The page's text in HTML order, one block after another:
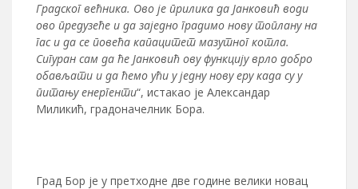
Градског већника. Ово је прилика да Јанковић води
ово предузеће и да заједно градимо нову топлану на
гас и да се повећа капацитет мазутног котла.
Сигуран сам да ће Јанковић ову функцију врло добро
обављати и да ћемо ући у једну нову еру када су у
питању енергенти“, истакао је Александар
Миликић, градоначелник Бора.
Град Бор је у претходне две године велики новац